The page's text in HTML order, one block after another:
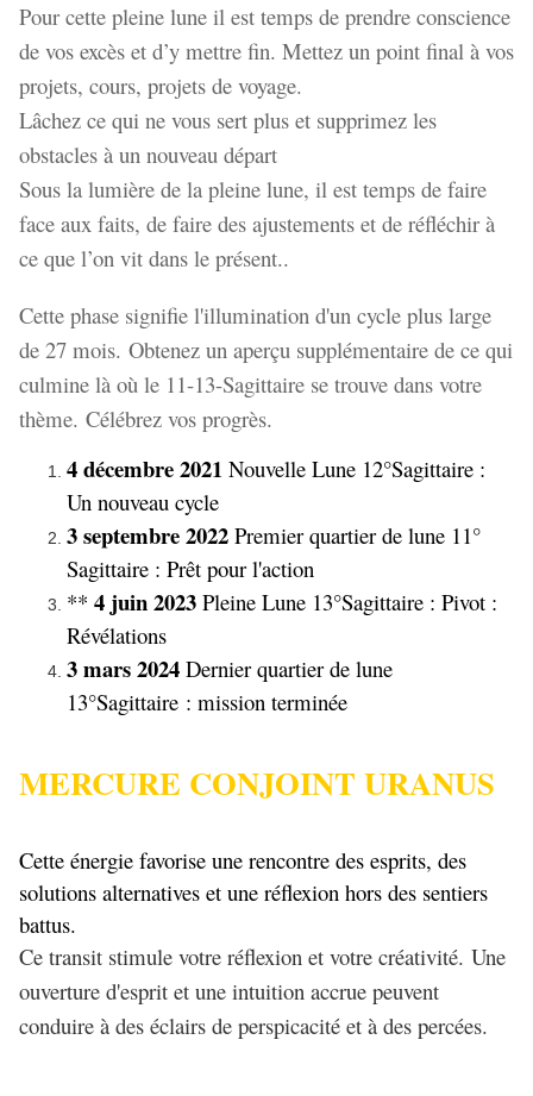
Pour cette pleine lune il est temps de prendre conscience
de vos excès et d’y mettre fin. Mettez un point final à vos
projets, cours, projets de voyage.
Lâchez ce qui ne vous sert plus et supprimez les
obstacles à un nouveau départ
Sous la lumière de la pleine lune, il est temps de faire
face aux faits, de faire des ajustements et de réfléchir à
ce que l’on vit dans le présent..
Cette phase signifie l'illumination d'un cycle plus large
de 27 mois. Obtenez un aperçu supplémentaire de ce qui
culmine là où le 11-13-Sagittaire se trouve dans votre
thème. Célébrez vos progrès.
4 décembre 2021 Nouvelle Lune 12°Sagittaire :
Un nouveau cycle
3 septembre 2022 Premier quartier de lune 11°
Sagittaire : Prêt pour l'action
** 4 juin 2023 Pleine Lune 13°Sagittaire : Pivot :
Révélations
3 mars 2024 Dernier quartier de lune
13°Sagittaire : mission terminée
MERCURE CONJOINT URANUS
Cette énergie favorise une rencontre des esprits, des
solutions alternatives et une réflexion hors des sentiers
battus.
Ce transit stimule votre réflexion et votre créativité. Une
ouverture d'esprit et une intuition accrue peuvent
conduire à des éclairs de perspicacité et à des percées.